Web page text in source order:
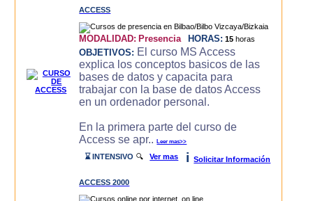
ACCESS
MODALIDAD: Presencia HORAS: 15 horas
OBJETIVOS: El curso MS Access
explica los conceptos basicos de las
bases de datos y capacita para
trabajar con la base de datos Access
en un ordenador personal.
En la primera parte del curso de
Access se apr..Leer mas>>
⌛ INTENSIVO 🔍Ver mas i Solicitar Información
ACCESS 2000